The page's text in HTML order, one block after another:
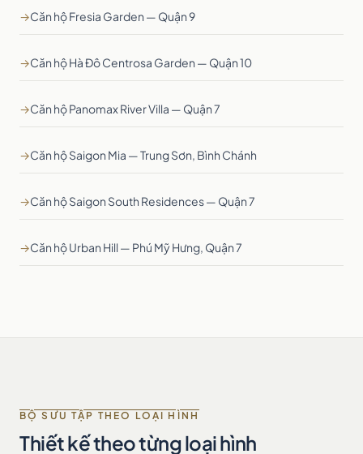
→Căn hộ Fresia Garden — Quận 9
→Căn hộ Hà Đô Centrosa Garden — Quận 10
→Căn hộ Panomax River Villa — Quận 7
→Căn hộ Saigon Mia — Trung Sơn, Bình Chánh
→Căn hộ Saigon South Residences — Quận 7
→Căn hộ Urban Hill — Phú Mỹ Hưng, Quận 7
BỘ SƯU TẬP THEO LOẠI HÌNH
Thiết kế theo từng loại hình